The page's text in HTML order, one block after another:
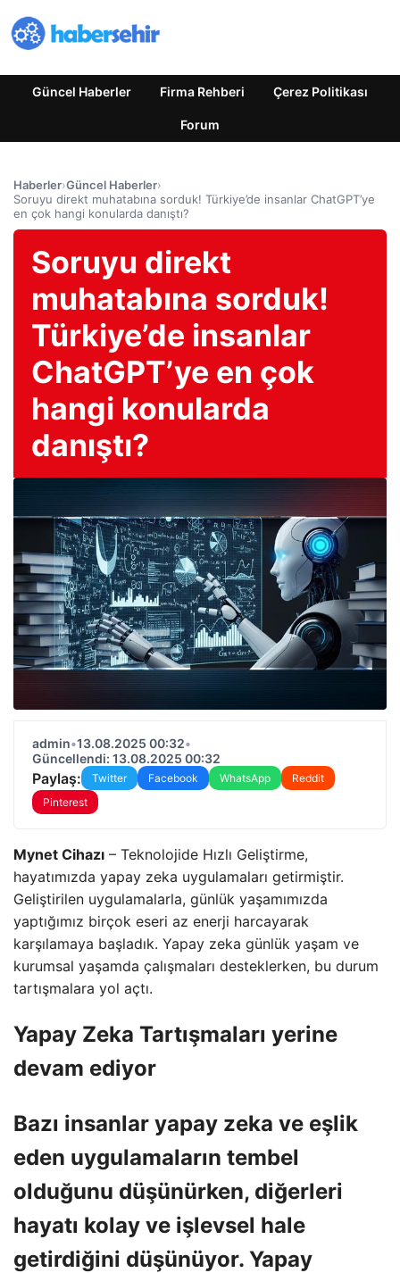
Güncel Haberler Firma Rehberi Çerez Politikası
Forum
Haberler›Güncel Haberler›
Soruyu direkt muhatabına sorduk! Türkiye’de insanlar ChatGPT’ye
en çok hangi konularda danıştı?
Soruyu direkt
muhatabına sorduk!
Türkiye’de insanlar
ChatGPT’ye en çok
hangi konularda
danıştı?
admin•13.08.2025 00:32•
Güncellendi: 13.08.2025 00:32
Paylaş: Twitter Facebook WhatsApp
Reddit
Pinterest
Mynet Cihazı – Teknolojide Hızlı Geliştirme,
hayatımızda yapay zeka uygulamaları getirmiştir.
Geliştirilen uygulamalarla, günlük yaşamımızda
yaptığımız birçok eseri az enerji harcayarak
karşılamaya başladık. Yapay zeka günlük yaşam ve
kurumsal yaşamda çalışmaları desteklerken, bu durum
tartışmalara yol açtı.
Yapay Zeka Tartışmaları yerine
devam ediyor
Bazı insanlar yapay zeka ve eşlik
eden uygulamaların tembel
olduğunu düşünürken, diğerleri
hayatı kolay ve işlevsel hale
getirdiğini düşünüyor. Yapay